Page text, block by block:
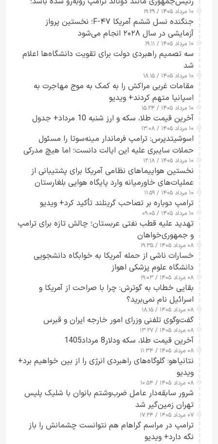
کسی که واقعاً دست به اقدام می‌زند
۱۰ مرداد ۱۴۰۵ / ۱۹:۲۹
جنگنده نسل ششم آمریکا F-۴۷؛ نخستین پرواز
آزمایشی در سال ۲۰۲۸ انجام می‌شود
۱۰ مرداد ۱۴۰۵ / ۱۹:۱۱
سه تصمیم راهبردی دولت برای تقویت دانشگاه‌ها اعلام
شد
۱۰ مرداد ۱۴۰۵ / ۱۸:۱۵
مقامات غربی مراکش را به کمک به موج مهاجرت به
اسپانیا متهم کردند+ ویدیو
۱۰ مرداد ۱۴۰۵ / ۱۵:۲۴
آخرین قیمت طلا، سکه و ارز شنبه 10 مرداد+ جدول
۱۰ مرداد ۱۴۰۵ / ۱۳:۰۸
اسوشیتدپرس: ترامپ فرماندار مینه‌سوتا را مسئول
حملات سایبری علیه این ایالت دانست؛ اما هیچ مدرکی
ارائه نکرد
۱۰ مرداد ۱۴۰۵ / ۱۲:۱۸
نخستین هواپیماهای نظامی آمریکا برای پشتیبانی از
عملیات‌های خاورمیانه وارد پایگاه هوایی بلغارستان
شدند
۱۰ مرداد ۱۴۰۵ / ۱۱:۵۹
ترامپ دوباره بر تصاحب گرینلند تأکید کرد+ ویدیو
۱۰ مرداد ۱۴۰۵ / ۰۹:۰۵
تهدید علیه قطب نفتی عربستان؛ چالش تازه برای ترامپ
و جمهوری‌خواهان
۰۸ مرداد ۱۴۰۵ / ۱۹:۳۵
خسارات ناشی از حمله آمریکا به خوابگاه دانشجویی
دانشگاه علوم پزشکی اهواز
۰۸ مرداد ۱۴۰۵ / ۱۹:۰۳
بقایی خطاب به گوترش: چرا با صراحت از آمریکا و
اسرائیل نام نمی‌برید؟
۰۸ مرداد ۱۴۰۵ / ۱۸:۱۵
گفت‌وگوی تلفنی وزرای امور خارجه ایران و قبرس
۰۸ مرداد ۱۴۰۵ / ۱۳:۲۷
آخرین قیمت طلا، سکه ودلار8 مرداد1405
۰۸ مرداد ۱۴۰۵ / ۱۱:۳۴
نتانیاهو: گلوگاه‌های راهبردی انرژی را از بین خواهیم برد+
ویدیو
۰۸ مرداد ۱۴۰۵ / ۱۰:۵۴
شرور سابقه‌دار عامل ضرب‌وشتم بانوان با شلیک پلیس
تهران زمین‌گیر شد
۰۷ مرداد ۱۴۰۵ / ۱۷:۲۴
ترامپ در مراسم گراهام هم نتوانست چشمانش را باز
نگه دارد+ ویدیو